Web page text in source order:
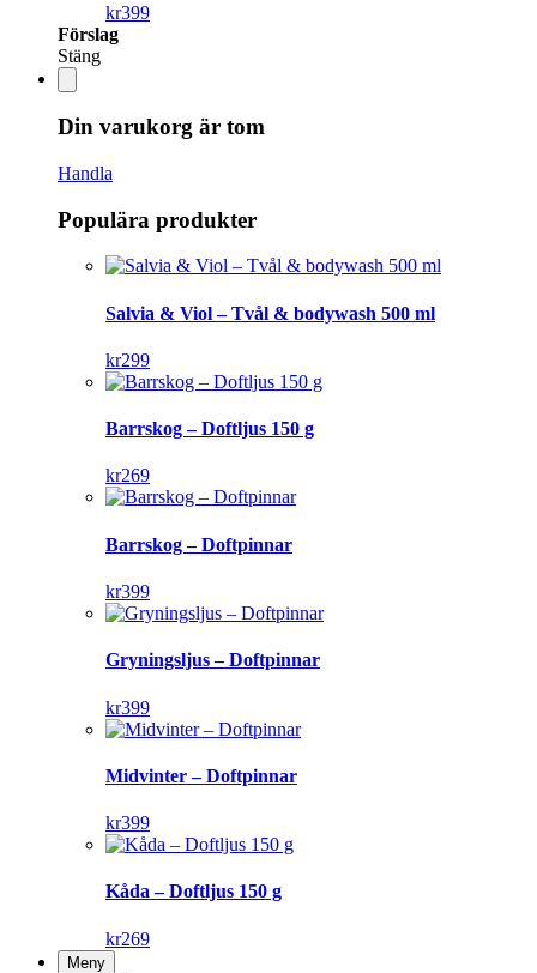
kr399
Förslag
Stäng
Din varukorg är tom
Handla
Populära produkter
Salvia & Viol – Tvål & bodywash 500 ml
kr299
Barrskog – Doftljus 150 g
kr269
Barrskog – Doftpinnar
kr399
Gryningsljus – Doftpinnar
kr399
Midvinter – Doftpinnar
kr399
Kåda – Doftljus 150 g
kr269
Meny